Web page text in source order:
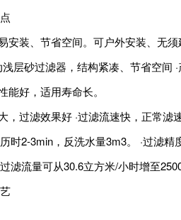
安装、节省空间。可户外安装、无
层砂过滤器，结构紧凑、节省空间
能好，适用寿命长。
，过滤效果好 ·过滤流速快，正常
时2-3min，反洗水量3m3。 ·过滤
滤流量可从30.6立方米/小时增至